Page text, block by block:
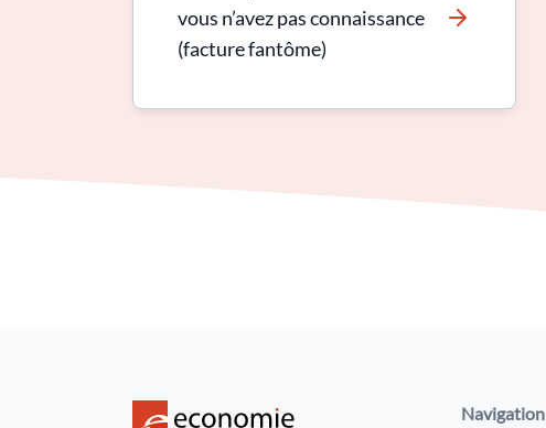
vous n’avez pas connaissance
(facture fantôme)
Navigation